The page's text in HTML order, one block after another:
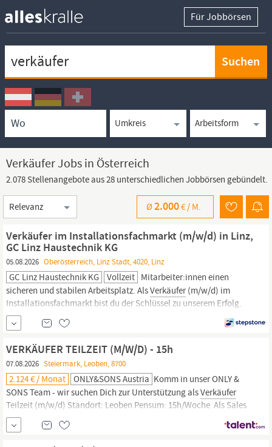
Für Jobbörsen
Ortssuche
Umkreissuche
Arbeitsform
Verkäufer Jobs in Österreich
2.078 Stellenangebote aus 28 unterschiedlichen Jobbörsen gebündelt.
Sortierung
Ø2.000€ / M.
Verkäufer im Installationsfachmarkt (m/w/d) in Linz,
GC Linz Haustechnik KG
05.08.2026 Oberösterreich, Linz Stadt, 4020, Linz
GC Linz Haustechnik KG Vollzeit Mitarbeiter:innen einen
sicheren und stabilen Arbeitsplatz. AlsVerkäufer(m/w/d) im
Installationsfachmarkt bist du der Schlüssel zu unserem Erfolg.
Deine Hauptaufgaben umfassen: Aktiver Verkauf unserer
hochwertigen Sanitär-, Installations- und Heizungsprodukte.
Kompetente Beratung unserer Installateurkunden, um ihre
individuellen Bedürfnisse zu erfüllen.
VERKÄUFER TEILZEIT (M/W/D) - 15h
07.08.2026 Steiermark, Leoben, 8700
2.124 € / Monat ONLY&SONS Austria ​Komm in unser ONLY &
SONS Team - wir suchen Dich zur Unterstützung alsVerkäufer
Teilzeit (m/w/d) Standort: Leoben Pensum: 15h/Woche ​ Als Sales
Assistant besteht Deine vorrangige Aufgabe darin, unserer
Kundschaft den besten Service zu bieten und dafür zu sorgen,
dass der Store stets präsentabel ist. Wichtig dabei ist, dass Du